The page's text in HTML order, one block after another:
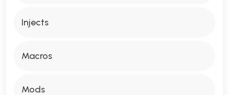
Injects
Macros
Mods